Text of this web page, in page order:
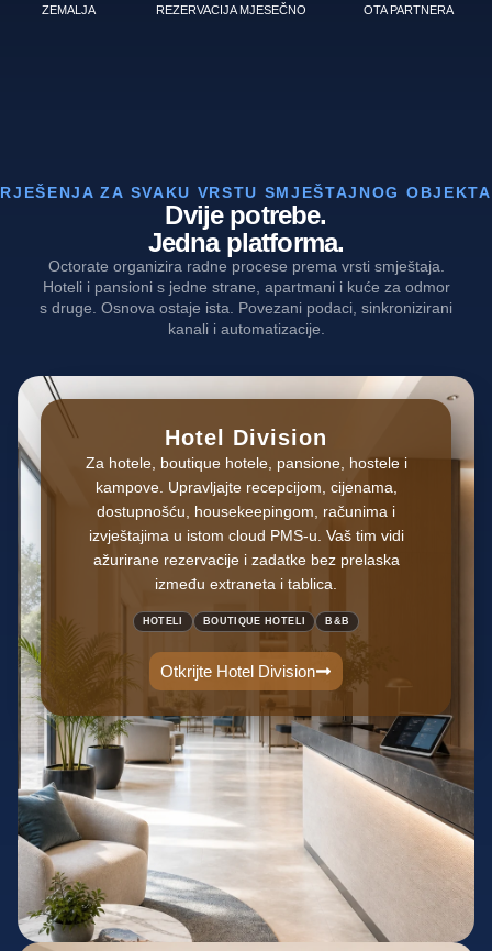
ZEMALJA REZERVACIJA MJESEČNO OTA PARTNERA
RJEŠENJA ZA SVAKU VRSTU SMJEŠTAJNOG OBJEKTA
Dvije potrebe.
Jedna platforma.
Octorate organizira radne procese prema vrsti smještaja.
Hoteli i pansioni s jedne strane, apartmani i kuće za odmor
s druge. Osnova ostaje ista. Povezani podaci, sinkronizirani
kanali i automatizacije.
Hotel Division
Za hotele, boutique hotele, pansione, hostele i
kampove. Upravljajte recepcijom, cijenama,
dostupnošću, housekeepingom, računima i
izvještajima u istom cloud PMS-u. Vaš tim vidi
ažurirane rezervacije i zadatke bez prelaska
između extraneta i tablica.
HOTELI BOUTIQUE HOTELI B&B
Otkrijte Hotel Division